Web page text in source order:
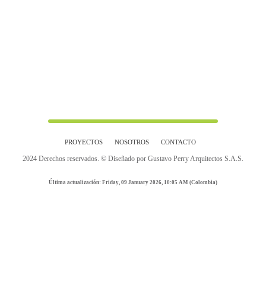
PROYECTOS NOSOTROS CONTACTO
2024 Derechos reservados. © Diseñado por Gustavo Perry Arquitectos S.A.S.
Última actualización: Friday, 09 January 2026, 10:05 AM (Colombia)